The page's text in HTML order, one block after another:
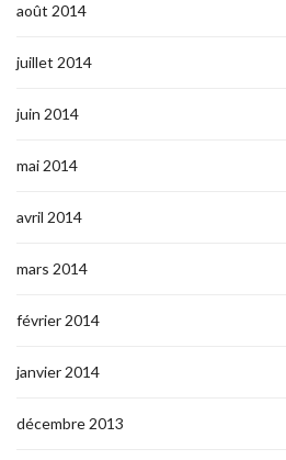
août 2014
juillet 2014
juin 2014
mai 2014
avril 2014
mars 2014
février 2014
janvier 2014
décembre 2013